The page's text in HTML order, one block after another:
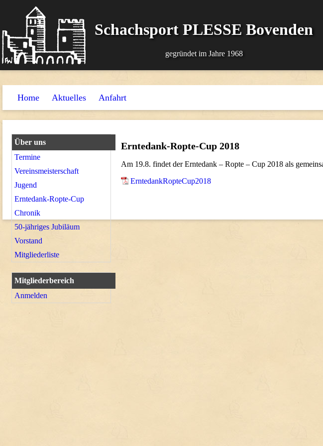
Schachsport PLESSE Bovenden
gegründet im Jahre 1968
Home Aktuelles Anfahrt
Über uns
Termine
Vereinsmeisterschaft
Jugend
Erntedank-Ropte-Cup
Chronik
50-jähriges Jubiläum
Vorstand
Mitgliederliste
Mitgliederbereich
Anmelden
Erntedank-Ropte-Cup 2018
Am 19.8. findet der Erntedank – Ropte – Cup 2018 als
ErntedankRopteCup2018